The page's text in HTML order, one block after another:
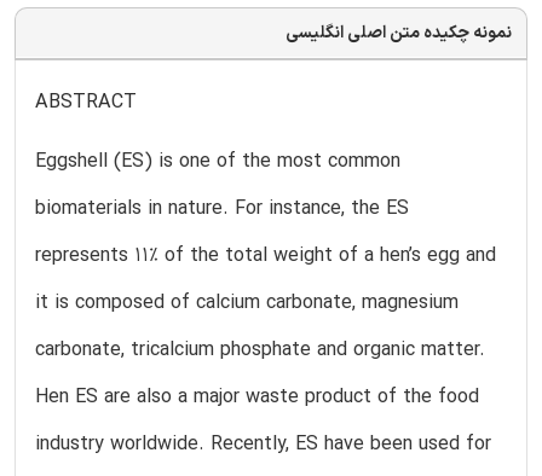
نمونه چکیده متن اصلی انگلیسی
ABSTRACT
Eggshell (ES) is one of the most common
biomaterials in nature. For instance, the ES
represents 11% of the total weight of a hen’s egg and
it is composed of calcium carbonate, magnesium
carbonate, tricalcium phosphate and organic matter.
Hen ES are also a major waste product of the food
industry worldwide. Recently, ES have been used for